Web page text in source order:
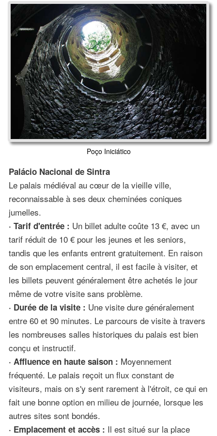
Poço Iniciático
Palácio Nacional de Sintra
Le palais médiéval au cœur de la vieille ville,
reconnaissable à ses deux cheminées coniques
jumelles.
· Tarif d'entrée : Un billet adulte coûte 13 €, avec un
tarif réduit de 10 € pour les jeunes et les seniors,
tandis que les enfants entrent gratuitement. En raison
de son emplacement central, il est facile à visiter, et
les billets peuvent généralement être achetés le jour
même de votre visite sans problème.
· Durée de la visite : Une visite dure généralement
entre 60 et 90 minutes. Le parcours de visite à travers
les nombreuses salles historiques du palais est bien
conçu et instructif.
· Affluence en haute saison : Moyennement
fréquenté. Le palais reçoit un flux constant de
visiteurs, mais on s'y sent rarement à l'étroit, ce qui en
fait une bonne option en milieu de journée, lorsque les
autres sites sont bondés.
· Emplacement et accès : Il est situé sur la place